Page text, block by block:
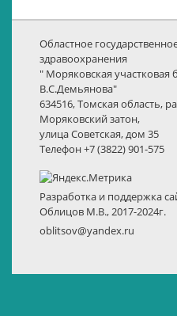
Областное
здравоохранения
" Моряковская участковая
В.С.Демьянова"
634516, Томская область,
Моряковский затон,
улица Советская, дом 35
Телефон +7 (3822) 901-575
Разработка и поддержка
Облицов М.В., 2017-2024г.
oblitsov@yandex.ru